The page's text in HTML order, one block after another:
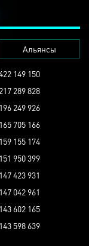
Альянсы
149 150
217 289 828
196 249 926
165 705 166
159 155 174
151 950 399
147 423 931
147 042 961
143 602 165
143 598 639